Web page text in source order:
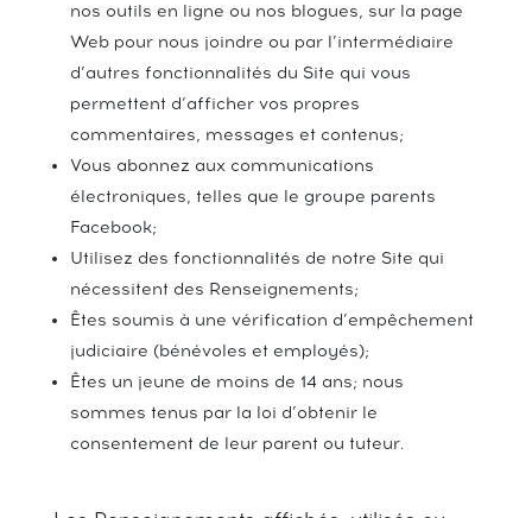
nos outils en ligne ou nos blogues, sur la page
Web pour nous joindre ou par l’intermédiaire
d’autres fonctionnalités du Site qui vous
permettent d’afficher vos propres
commentaires, messages et contenus;
Vous abonnez aux communications
électroniques, telles que le groupe parents
Facebook;
Utilisez des fonctionnalités de notre Site qui
nécessitent des Renseignements;
Êtes soumis à une vérification d’empêchement
judiciaire (bénévoles et employés);
Êtes un jeune de moins de 14 ans; nous
sommes tenus par la loi d’obtenir le
consentement de leur parent ou tuteur.